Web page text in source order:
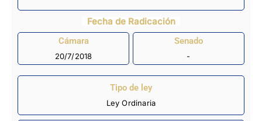
Fecha de Radicación
Cámara
20/7/2018
Senado
-
Tipo de ley
Ley Ordinaria